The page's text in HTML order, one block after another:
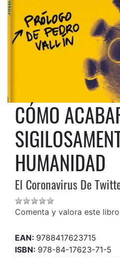
CÓMO
HUMANIDAD
El Coronavirus De
Comenta y valora este libro
EAN: 9788417623715
ISBN: 978-84-17623-71-5